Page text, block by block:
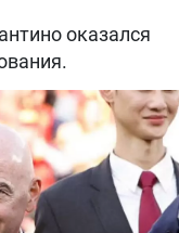
оказался